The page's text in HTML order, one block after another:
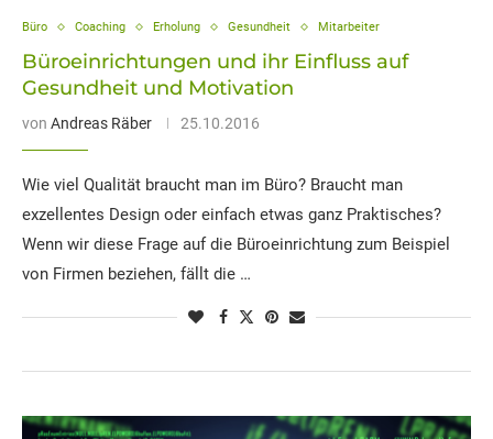
Büro Coaching Erholung Gesundheit Mitarbeiter
Büroeinrichtungen und ihr Einfluss auf
Gesundheit und Motivation
von Andreas Räber 25.10.2016
Wie viel Qualität braucht man im Büro? Braucht man
exzellentes Design oder einfach etwas ganz Praktisches?
Wenn wir diese Frage auf die Büroeinrichtung zum Beispiel
von Firmen beziehen, fällt die …